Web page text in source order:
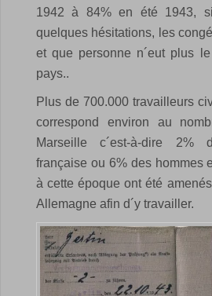
1942 à 84% en été 1943,
quelques hésitations, les
et que personne n´eut plus
pays..
Plus de 700.000 travailleurs
correspond environ au
Marseille c´est-à-dire 2%
française ou 6% des hommes
à cette époque ont été
Allemagne afin d´y travailler.